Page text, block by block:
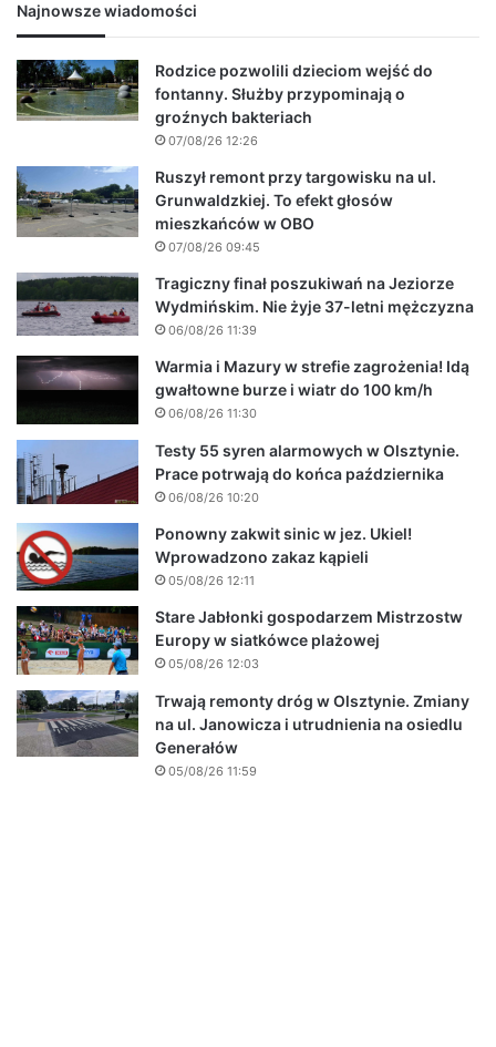
Najnowsze wiadomości
Rodzice pozwolili dzieciom wejść do
fontanny. Służby przypominają o
groźnych bakteriach
07/08/26 12:26
Ruszył remont przy targowisku na ul.
Grunwaldzkiej. To efekt głosów
mieszkańców w OBO
07/08/26 09:45
Tragiczny finał poszukiwań na Jeziorze
Wydmińskim. Nie żyje 37-letni mężczyzna
06/08/26 11:39
Warmia i Mazury w strefie zagrożenia! Idą
gwałtowne burze i wiatr do 100 km/h
06/08/26 11:30
Testy 55 syren alarmowych w Olsztynie.
Prace potrwają do końca października
06/08/26 10:20
Ponowny zakwit sinic w jez. Ukiel!
Wprowadzono zakaz kąpieli
05/08/26 12:11
Stare Jabłonki gospodarzem Mistrzostw
Europy w siatkówce plażowej
05/08/26 12:03
Trwają remonty dróg w Olsztynie. Zmiany
na ul. Janowicza i utrudnienia na osiedlu
Generałów
05/08/26 11:59